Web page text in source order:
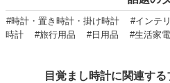
#時計・置き時計・掛け時計 #インテ
時計
#旅行用品 #日用品 #生活家電
目覚まし時計に関連す